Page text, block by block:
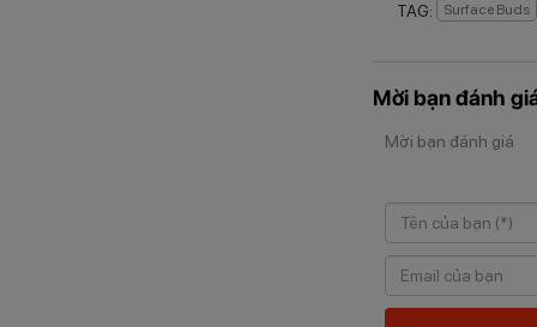
TAG: Surface Buds
Mời bạn đánh
Mời bạn đánh giá